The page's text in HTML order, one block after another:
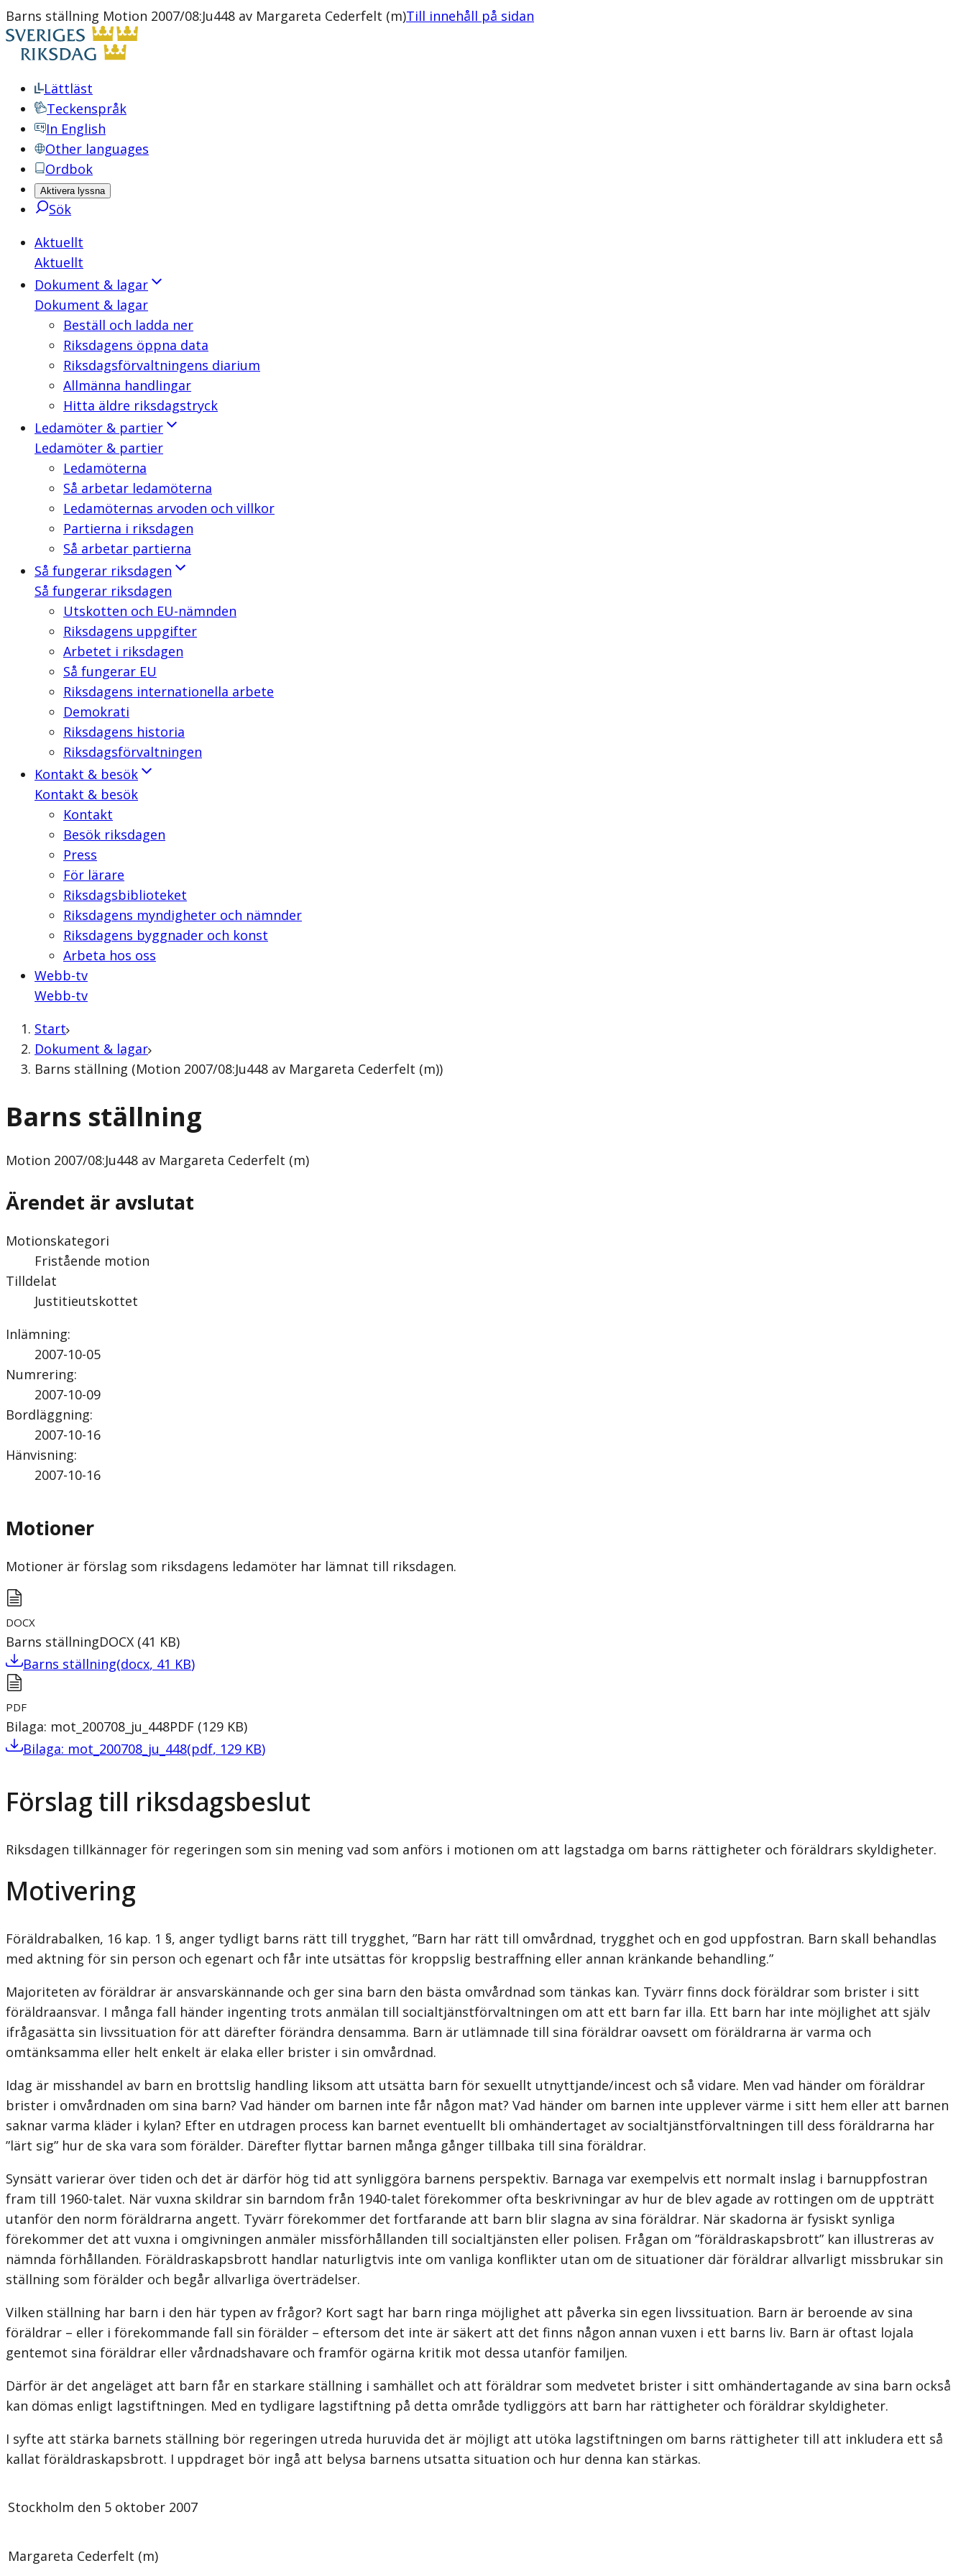
Barns ställning Motion 2007/08:Ju448 av Margareta Cederfelt (m)Till innehåll på sidan
Lättläst
Teckenspråk
In English
Other languages
Ordbok
Aktivera lyssna
Sök
Aktuellt
Aktuellt
Dokument & lagar
Dokument & lagar
Beställ och ladda ner
Riksdagens öppna data
Riksdagsförvaltningens diarium
Allmänna handlingar
Hitta äldre riksdagstryck
Ledamöter & partier
Ledamöter & partier
Ledamöterna
Så arbetar ledamöterna
Ledamöternas arvoden och villkor
Partierna i riksdagen
Så arbetar partierna
Så fungerar riksdagen
Så fungerar riksdagen
Utskotten och EU-nämnden
Riksdagens uppgifter
Arbetet i riksdagen
Så fungerar EU
Riksdagens internationella arbete
Demokrati
Riksdagens historia
Riksdagsförvaltningen
Kontakt & besök
Kontakt & besök
Kontakt
Besök riksdagen
Press
För lärare
Riksdagsbiblioteket
Riksdagens myndigheter och nämnder
Riksdagens byggnader och konst
Arbeta hos oss
Webb-tv
Webb-tv
Start
Dokument & lagar
Barns ställning (Motion 2007/08:Ju448 av Margareta Cederfelt (m))
Barns ställning
Motion 2007/08:Ju448 av Margareta Cederfelt (m)
Ärendet är avslutat
Motionskategori
Fristående motion
Tilldelat
Justitieutskottet
Inlämning:
2007-10-05
Numrering:
2007-10-09
Bordläggning:
2007-10-16
Hänvisning:
2007-10-16
Motioner
Motioner är förslag som riksdagens ledamöter har lämnat till riksdagen.
DOCX
Barns ställningDOCX (41 KB)
Barns ställning(docx, 41 KB)
PDF
Bilaga: mot_200708_ju_448PDF (129 KB)
Bilaga: mot_200708_ju_448(pdf, 129 KB)
Förslag till riksdagsbeslut
Riksdagen tillkännager för regeringen som sin mening vad som anförs i motionen om att lagstadga om barns rättigheter och föräldrars skyldigheter.
Motivering
Föräldrabalken, 16 kap. 1 §, anger tydligt barns rätt till trygghet, ”Barn har rätt till omvårdnad, trygghet och en god uppfostran. Barn skall behandlas
med aktning för sin person och egenart och får inte utsättas för kroppslig bestraffning eller annan kränkande behandling.”
Majoriteten av föräldrar är ansvarskännande och ger sina barn den bästa omvårdnad som tänkas kan. Tyvärr finns dock föräldrar som brister i sitt
föräldraansvar. I många fall händer ingenting trots anmälan till socialtjänstförvaltningen om att ett barn far illa. Ett barn har inte möjlighet att själv
ifrågasätta sin livssituation för att därefter förändra densamma. Barn är utlämnade till sina föräldrar oavsett om föräldrarna är varma och
omtänksamma eller helt enkelt är elaka eller brister i sin omvårdnad.
Idag är misshandel av barn en brottslig handling liksom att utsätta barn för sexuellt utnyttjande/incest och så vidare. Men vad händer om föräldrar
brister i omvårdnaden om sina barn? Vad händer om barnen inte får någon mat? Vad händer om barnen inte upplever värme i sitt hem eller att barnen
saknar varma kläder i kylan? Efter en utdragen process kan barnet eventuellt bli omhändertaget av socialtjänstförvaltningen till dess föräldrarna har
”lärt sig” hur de ska vara som förälder. Därefter flyttar barnen många gånger tillbaka till sina föräldrar.
Synsätt varierar över tiden och det är därför hög tid att synliggöra barnens perspektiv. Barnaga var exempelvis ett normalt inslag i barnuppfostran
fram till 1960-talet. När vuxna skildrar sin barndom från 1940-talet förekommer ofta beskrivningar av hur de blev agade av rottingen om de uppträtt
utanför den norm föräldrarna angett. Tyvärr förekommer det fortfarande att barn blir slagna av sina föräldrar. När skadorna är fysiskt synliga
förekommer det att vuxna i omgivningen anmäler missförhållanden till socialtjänsten eller polisen. Frågan om ”föräldraskapsbrott” kan illustreras av
nämnda förhållanden. Föräldraskapsbrott handlar naturligtvis inte om vanliga konflikter utan om de situationer där föräldrar allvarligt missbrukar sin
ställning som förälder och begår allvarliga överträdelser.
Vilken ställning har barn i den här typen av frågor? Kort sagt har barn ringa möjlighet att påverka sin egen livssituation. Barn är beroende av sina
föräldrar – eller i förekommande fall sin förälder – eftersom det inte är säkert att det finns någon annan vuxen i ett barns liv. Barn är oftast lojala
gentemot sina föräldrar eller vårdnadshavare och framför ogärna kritik mot dessa utanför familjen.
Därför är det angeläget att barn får en starkare ställning i samhället och att föräldrar som medvetet brister i sitt omhändertagande av sina barn också
kan dömas enligt lagstiftningen. Med en tydligare lagstiftning på detta område tydliggörs att barn har rättigheter och föräldrar skyldigheter.
I syfte att stärka barnets ställning bör regeringen utreda huruvida det är möjligt att utöka lagstiftningen om barns rättigheter till att inkludera ett så
kallat föräldraskapsbrott. I uppdraget bör ingå att belysa barnens utsatta situation och hur denna kan stärkas.
Stockholm den 5 oktober 2007
Margareta Cederfelt (m)